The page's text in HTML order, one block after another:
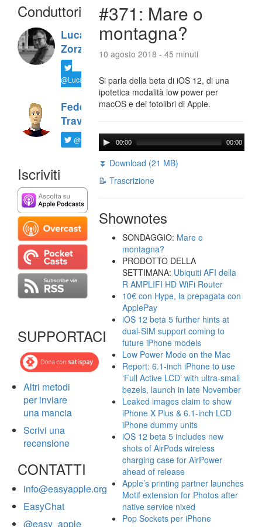
Conduttori
Luca
Zorzi
@LucaTNT
Federico
Travaini
@ftrava
Iscriviti
SUPPORTACI
Altri metodi
per inviare
una mancia
Scrivi una
recensione
CONTATTI
info@easyapple.org
EasyChat
@easy_apple
#371: Mare o
montagna?
10 agosto 2018 - 45 minuti
Si parla della beta di iOS 12, di una
ipotetica modalità low power per
macOS e dei fotolibri di Apple.
00:00 00:00
⏬ Download (21 MB)
📝 Trascrizione
Shownotes
SONDAGGIO: Mare o
montagna?
PRODOTTO DELLA
SETTIMANA: Ubiquiti AFI della
R AMPLIFI HD WiFi Router
10€ con Hype, la prepagata con
ApplePay
iOS 12 beta 5 further hints at
dual-SIM support coming to
future iPhone models
Low Power Mode on the Mac
Report: 6.1-inch iPhone to use
‘Full Active LCD’ with ultra-small
bezels, launch in late November
Leaked images claim to show
iPhone X Plus & 6.1-inch LCD
iPhone dummy units
iOS 12 beta 5 includes new
shots of AirPods wireless
charging case for AirPower
ahead of release
Apple’s printing partner launches
Motif extension for Photos after
native service nixed
Pop Sockets per iPhone